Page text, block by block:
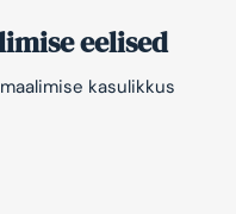
eelised
kasulikkus